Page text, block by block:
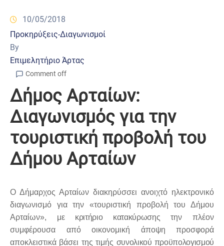
10/05/2018
Προκηρύξεις-Διαγωνισμοί
By
Επιμελητήριο Άρτας
Comment off
Δήμος Αρταίων:
Διαγωνισμός για την
τουριστική προβολή του
Δήμου Αρταίων
Ο Δήμαρχος Αρταίων διακηρύσσει ανοιχτό ηλεκτρονικό
διαγωνισμό για την «τουριστική προβολή του Δήμου
Αρταίων», με κριτήριο κατακύρωσης την πλέον
συμφέρουσα από οικονομική άποψη προσφορά
αποκλειστικά βάσει της τιμής συνολικού προϋπολογισμού